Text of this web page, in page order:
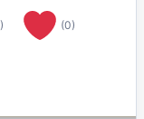
(0)